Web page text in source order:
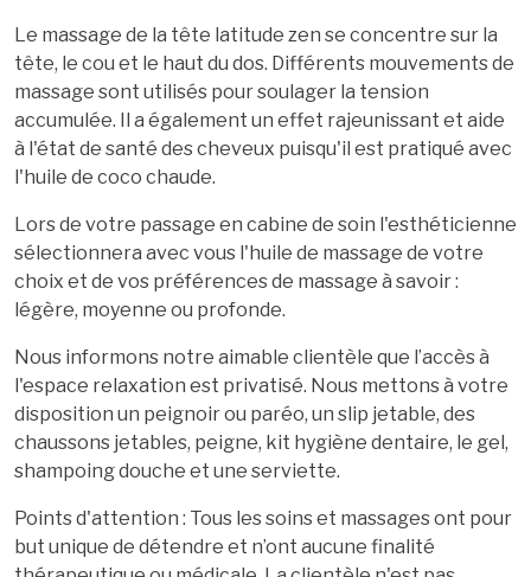
Le massage de la tête latitude zen se concentre sur la
tête, le cou et le haut du dos. Différents mouvements de
massage sont utilisés pour soulager la tension
accumulée. Il a également un effet rajeunissant et aide
à l'état de santé des cheveux puisqu'il est pratiqué avec
l'huile de coco chaude.
Lors de votre passage en cabine de soin l'esthéticienne
sélectionnera avec vous l'huile de massage de votre
choix et de vos préférences de massage à savoir :
légère, moyenne ou profonde.
Nous informons notre aimable clientèle que l’accès à
l'espace relaxation est privatisé. Nous mettons à votre
disposition un peignoir ou paréo, un slip jetable, des
chaussons jetables, peigne, kit hygiène dentaire, le gel,
shampoing douche et une serviette.
Points d'attention : Tous les soins et massages ont pour
but unique de détendre et n’ont aucune finalité